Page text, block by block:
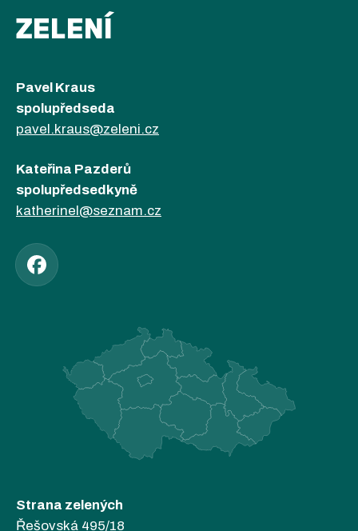
ZELENÍ
Pavel Kraus
spolupředseda
pavel.kraus@zeleni.cz
Kateřina Pazderů
spolupředsedkyně
katherinel@seznam.cz
Strana zelených
Řešovská 495/18